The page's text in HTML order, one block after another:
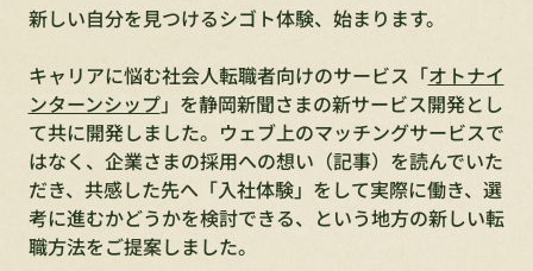
新しい自分を見つけるシゴト体験、始まります。
キャリアに悩む社会人転職者向けのサービス「オトナイ
ンターンシップ」を静岡新聞さまの新サービス開発とし
て共に開発しました。​ウェブ上のマッチングサービスで
はなく、企業さまの採用への想い（記事）を読んでいた
だき、共感した先へ「入社体験」をして実際に働き、​選
考に進むかどうかを検討できる、という地方の新しい転
職方法をご提案しました。